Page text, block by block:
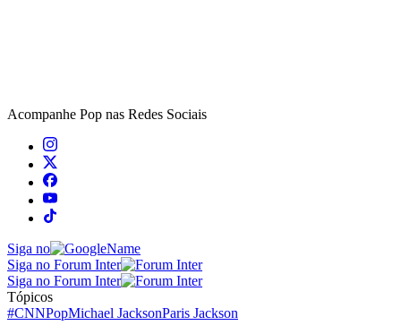
Acompanhe Pop nas Redes Sociais
Siga no
Siga no Forum Inter
Siga no Forum Inter
Tópicos
#CNNPopMichael JacksonParis Jackson